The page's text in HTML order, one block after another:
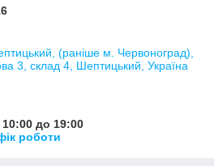
(раніше м. Червоноград),
3, склад 4, Шептицький, Україна
до 19:00
роботи